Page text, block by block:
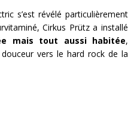
s’est révélé particulièrement
Cirkus Prütz a installé
mais tout aussi habitée,
vers le hard rock de la